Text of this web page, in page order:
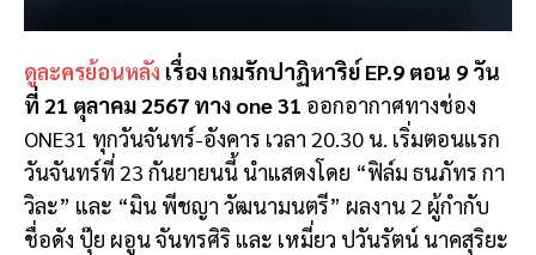
ดูละครย้อนหลัง เรื่อง เกมรักปาฏิหาริย์ EP.9 ตอน 9 วัน
ที่ 21 ตุลาคม 2567 ทาง one 31 ออกอากาศทางช่อง
ONE31 ทุกวันจันทร์-อังคาร เวลา 20.30 น. เริ่มตอนแรก
วันจันทร์ที่ 23 กันยายนนี้ นำแสดงโดย “ฟิล์ม ธนภัทร กา
วิละ” และ “มิน พีชญา วัฒนามนตรี” ผลงาน 2 ผู้กำกับ
ชื่อดัง ปุ๊ย ผอูน จันทรศิริ และ เหมี่ยว ปวันรัตน์ นาคสุริยะ